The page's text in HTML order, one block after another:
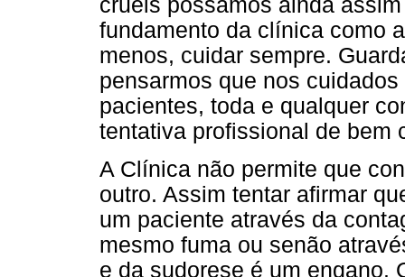
cruéis possamos ainda
fundamento da clínica como
menos, cuidar sempre.
pensarmos que nos
pacientes, toda e qualquer
tentativa profissional de bem
A Clínica não permite que
outro. Assim tentar afirmar
um paciente através da
mesmo fuma ou senão
e da sudorese é um engano.